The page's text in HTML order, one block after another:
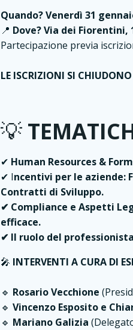
Quando? Venerdì 31
📍 Dove? Via dei Fiorentini,
Partecipazione previa
LE ISCRIZIONI SI
💡
✔ Human Resources &
✔ Incentivi per le aziende:
Contratti di Sviluppo.
✔ Compliance e Aspetti
efficace.
✔ Il ruolo del
🎤 INTERVENTI A CURA DI
🔹 Rosario Vecchione
🔹Vincenzo Esposito e
🔹 Mariano Galizia